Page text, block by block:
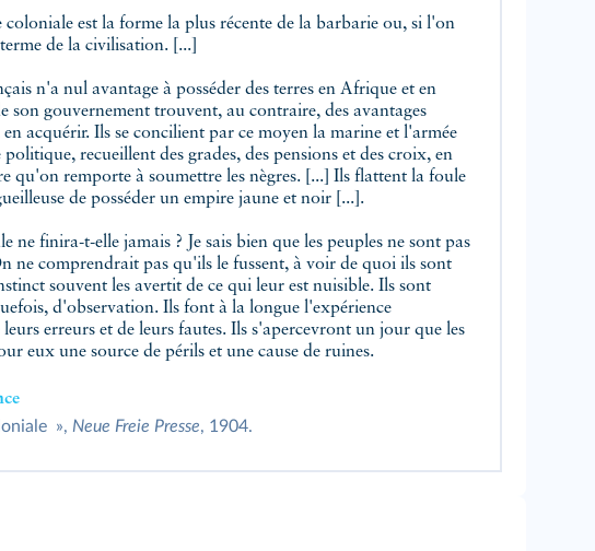
de la civilisation. [...]
n'a nul avantage à posséder des terres en Afrique et en
son gouvernement trouvent, au contraire, des avantages
acquérir. Ils se concilient par ce moyen la marine et l'armée
recueillent des grades, des pensions et des croix, en
qu'on remporte à soumettre les nègres. [...] Ils flattent la foule
de posséder un empire jaune et noir [...].
ne finira-t-elle jamais ? Je sais bien que les peuples ne sont pas
ne comprendrait pas qu'ils le fussent, à voir de quoi ils sont
souvent les avertit de ce qui leur est nuisible. Ils sont
d'observation. Ils font à la longue l'expérience
erreurs et de leurs fautes. Ils s'apercevront un jour que les
eux une source de périls et une cause de ruines.
», Neue Freie Presse, 1904.